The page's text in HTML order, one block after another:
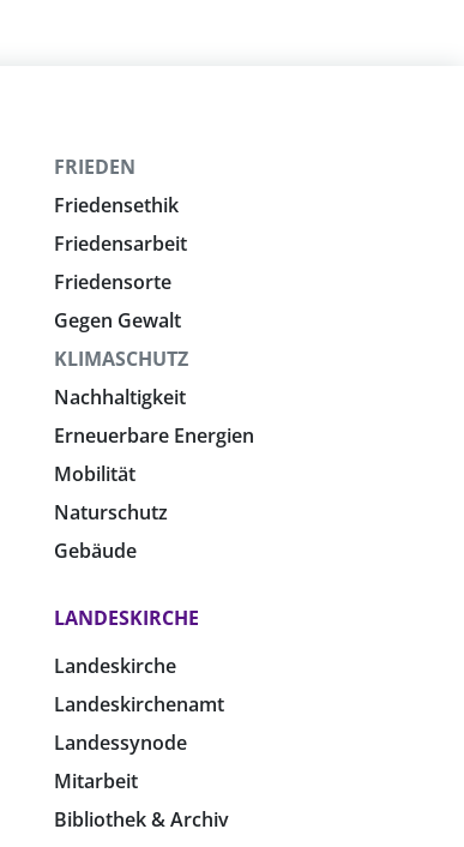
FRIEDEN
Friedensethik
Friedensarbeit
Friedensorte
Gegen Gewalt
KLIMASCHUTZ
Nachhaltigkeit
Erneuerbare Energien
Mobilität
Naturschutz
Gebäude
LANDESKIRCHE
Landeskirche
Landeskirchenamt
Landessynode
Mitarbeit
Bibliothek & Archiv